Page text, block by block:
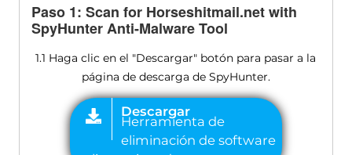
Paso 1: Scan for Horseshitmail.net with
SpyHunter Anti-Malware Tool
1.1 Haga clic en el "Descargar" botón para pasar a la
página de descarga de SpyHunter.